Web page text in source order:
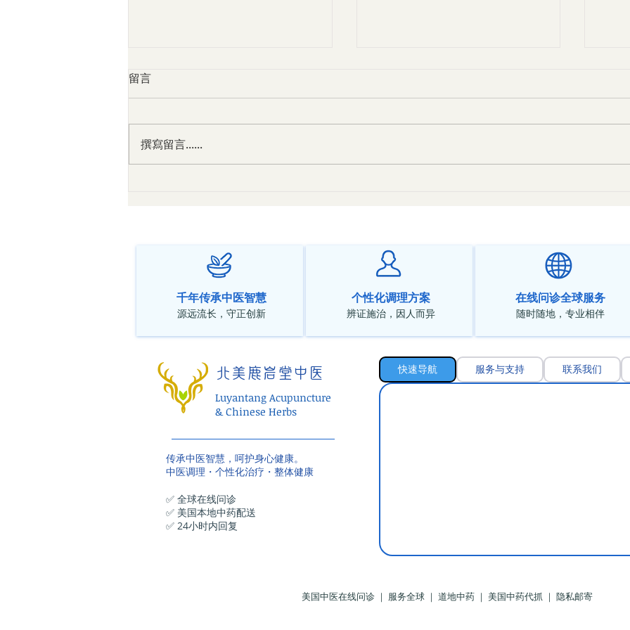
留言
撰寫留言......
千年传承中医智慧
源远流长，守正创新
个性化调理方案
辨证施治，因人而异
在线问诊全球服务
随时随地，专业相伴
北美鹿岩堂中医
Luyantang Acupuncture
& Chinese Herbs
传承中医智慧，呵护身心健康。
中医调理・个性化治疗・整体健康
✅ 全球在线问诊
✅ 美国本地中药配送
✅ 24小时内回复
快速导航 服务与支持 联系我们
美国中医在线问诊 ｜ 服务全球 ｜ 道地中药 ｜ 美国中药代抓 ｜ 隐私邮寄